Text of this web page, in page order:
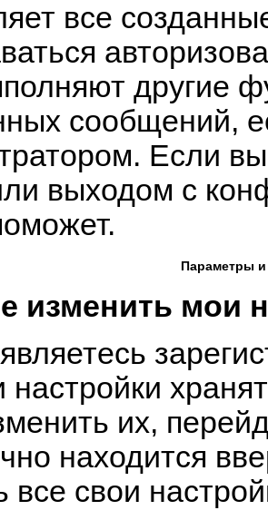
все
другие
сообщений,
Если
выходом с
Параметры и
изменить мои
настройки
их,
находится
все свои